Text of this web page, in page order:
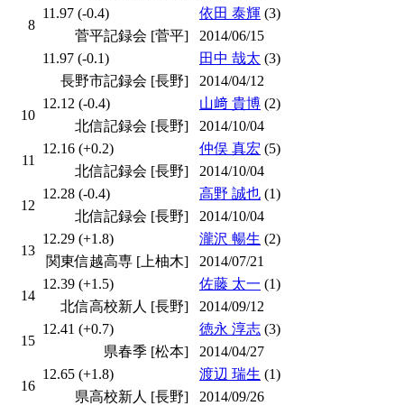
8
11.97 (-0.4) 依田 泰輝 (3)
菅平記録会 [菅平]
2014/06/15
11.97 (-0.1)
田中 哉太 (3)
長野市記録会 [長野]
2014/04/12
10
12.12 (-0.4) 山﨑 貴博 (2)
北信記録会 [長野]
2014/10/04
11
12.16 (+0.2) 仲俣 真宏 (5)
北信記録会 [長野]
2014/10/04
12
12.28 (-0.4) 高野 誠也 (1)
北信記録会 [長野]
2014/10/04
13
12.29 (+1.8) 瀧沢 暢生 (2)
関東信越高専 [上柚木]
2014/07/21
14
12.39 (+1.5) 佐藤 太一 (1)
北信高校新人 [長野]
2014/09/12
15
12.41 (+0.7) 徳永 淳志 (3)
県春季 [松本]
2014/04/27
16
12.65 (+1.8) 渡辺 瑞生 (1)
県高校新人 [長野]
2014/09/26